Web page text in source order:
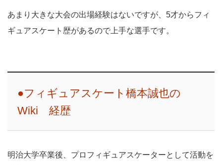
あまり大きな大会の出場経験はないですが、5才からフィ
ギュアスケート歴があるので上手な選手です。
●フィギュアスケート橋本誠也の
Wiki 経歴
明治大学卒業後、プロフィギュアスケーターとして活動を